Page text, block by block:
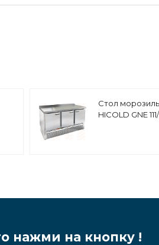
Стол
HICOLD GNE
нажми на кнопку !